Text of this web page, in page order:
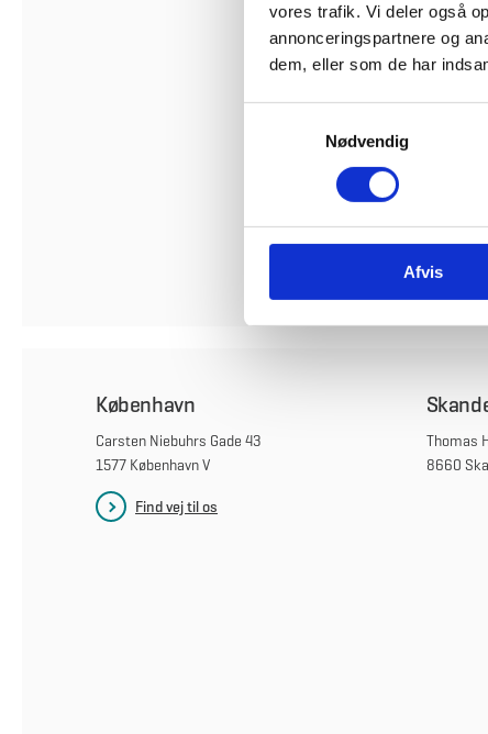
vores trafik. Vi deler også
annonceringspartnere og
dem, eller som de har
v
Nødvendig
Afvis
Til
København
Carsten Niebuhrs Gade 43
1577 København V
Find vej til os
Thomas
8660